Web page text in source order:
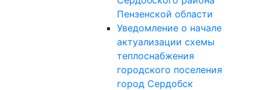
Пензенской области
Уведомление о начале
актуализации схемы
теплоснабжения
городского поселения
город Сердобск